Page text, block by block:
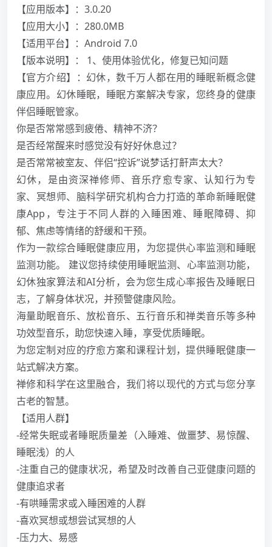
【应用版本】：3.0.20
【应用大小】：280.0MB
【适用平台】：Android 7.0
【版本说明】： 1、使用体验优化，修复已知问题
【官方介绍】：幻休，数千万人都在用的睡眠新概念健
康应用。幻休睡眠，睡眠方案解决专家，您终身的健康
伴侣睡眠管家。
你是否常常感到疲倦、精神不济？
是否经常醒来时感觉没有好好休息过？
是否常常被室友、伴侣“控诉”说梦话打鼾声太大？
幻休，是由资深禅修师、音乐疗愈专家、认知行为专
家、冥想师、脑科学研究机构合力打造的革命新睡眠健
康App，专注于不同人群的入睡困难、睡眠障碍、抑
郁、焦虑等情绪的舒缓和干预。
作为一款综合睡眠健康应用，为您提供心率监测和睡眠
监测功能。 建议您持续使用睡眠监测、心率监测功能，
幻休独家算法和AI分析，会为您生成心率报告及睡眠日
志，了解身体状况，并预警健康风险。
海量助眠音乐、放松音乐、五行音乐和禅类音乐等多种
功效型音乐，助您快速入睡，享受优质睡眠。
为您定制对应的疗愈方案和课程计划，提供睡眠健康一
站式解决方案。
禅修和科学在这里融合，我们将以现代的方式与您分享
古老的智慧。
【适用人群】
-经常失眠或者睡眠质量差（入睡难、做噩梦、易惊醒、
睡眠浅）的人
-注重自己的健康状况，希望及时改善自己亚健康问题的
健康追求者
-有哄睡需求或入睡困难的人群
-喜欢冥想或想尝试冥想的人
-压力大、易感